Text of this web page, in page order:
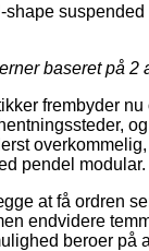
shape
baseret på 2
frembyder
pendel modular.
at få ordren
endvidere
beroer på